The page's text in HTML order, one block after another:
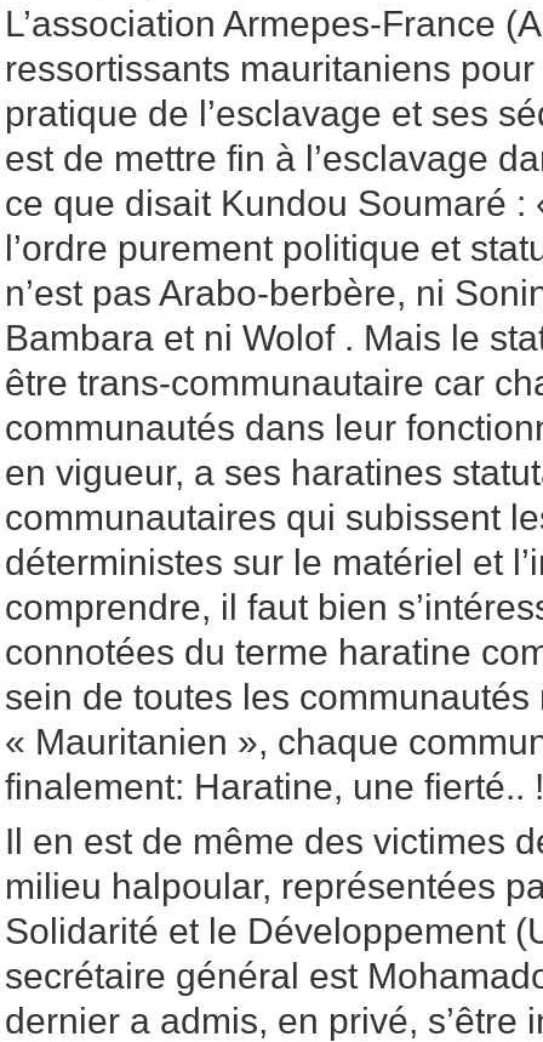
L’association Armepes-France
ressortissants mauritaniens pour
pratique de l’esclavage et ses
est de mettre fin à l’esclavage
ce que disait Kundou Soumaré :
l’ordre purement politique et
n’est pas Arabo-berbère, ni
Bambara et ni Wolof . Mais le
être trans-communautaire car
communautés dans leur
en vigueur, a ses haratines
communautaires qui subissent
déterministes sur le matériel et
comprendre, il faut bien
connotées du terme haratine
sein de toutes les
« Mauritanien », chaque
finalement: Haratine, une fierté..
Il en est de même des victimes
milieu halpoular, représentées
Solidarité et le Développement
secrétaire général est
dernier a admis, en privé, s’être